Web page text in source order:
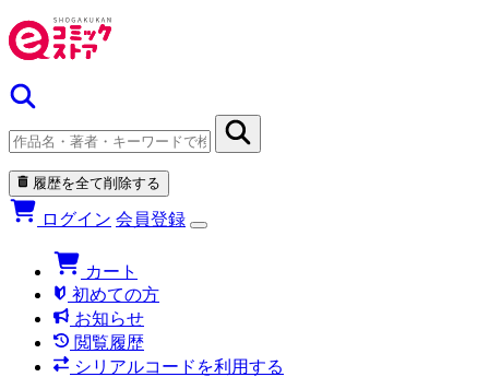
履歴を全て削除する
ログイン 会員登録
カート
初めての方
お知らせ
閲覧履歴
シリアルコードを利用する